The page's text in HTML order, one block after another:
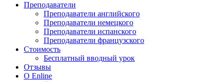
Преподаватели
Преподаватели английского
Преподаватели немецкого
Преподаватели испанского
Преподаватели французского
Стоимость
Бесплатный вводный урок
Отзывы
О Enline